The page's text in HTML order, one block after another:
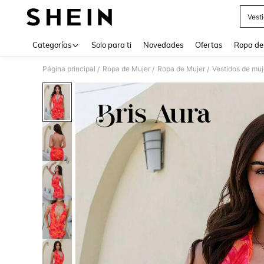
Categorías Solo para ti Novedades Ofertas Ropa
Página principal / Ropa de Mujer / Ropa de Mujer / Vestidos de